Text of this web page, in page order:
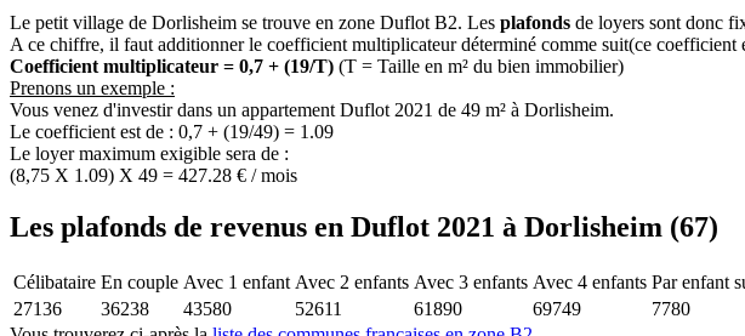
Le petit village de Dorlisheim se trouve en zone Duflot B2. Les plafonds de loyers sont donc
A ce chiffre, il faut additionner le coefficient multiplicateur déterminé comme suit(ce coefficient
Coefficient multiplicateur = 0,7 + (19/T) (T = Taille en m² du bien immobilier)
Prenons un exemple :
Vous venez d'investir dans un appartement Duflot 2021 de 49 m² à Dorlisheim.
Le coefficient est de : 0,7 + (19/49) = 1.09
Le loyer maximum exigible sera de :
(8,75 X 1.09) X 49 = 427.28 € / mois
Les plafonds de revenus en Duflot 2021 à Dorlisheim (67)
Célibataire En couple Avec 1 enfant Avec 2 enfants Avec 3 enfants Avec 4 enfants Par enfant
27136
36238 43580 52611 61890 69749
7780